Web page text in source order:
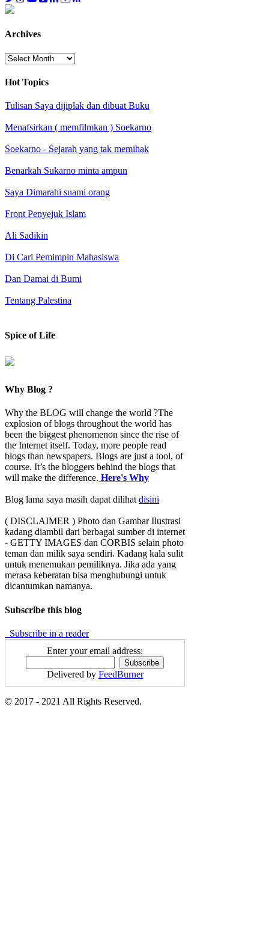
Archives
Archives
Hot Topics
Tulisan Saya dijiplak dan dibuat Buku
Menafsirkan ( memfilmkan ) Soekarno
Soekarno - Sejarah yang tak memihak
Benarkah Sukarno minta ampun
Saya Dimarahi suami orang
Front Penyejuk Islam
Ali Sadikin
Di Cari Pemimpin Mahasiswa
Dan Damai di Bumi
Tentang Palestina
Spice of Life
Why Blog ?
Why the BLOG will change the world ?The
explosion of blogs throughout the world has
been the biggest phenomenon since the rise of
the Internet itself. Today, more people read
blogs than newspapers. Blogs are just a tool, of
course. It’s the bloggers behind the blogs that
will make the difference. Here's Why
Blog lama saya masih dapat dilihat disini
( DISCLAIMER ) Photo dan Gambar Ilustrasi
kadang diambil dari berbagai sumber di internet
- GETTY IMAGES dan CORBIS selain photo
teman dan milik saya sendiri. Kadang kala sulit
untuk menemukan pemiliknya. Jika ada yang
merasa keberatan bisa menghubungi untuk
dicantumkan namanya.
Subscribe this blog
Subscribe in a reader
Enter your email address:
Delivered by FeedBurner
© 2017 - 2021 All Rights Reserved.